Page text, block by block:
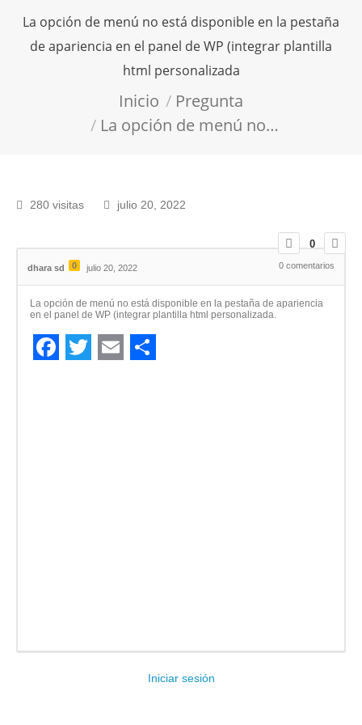
La opción de menú no está disponible en la pestaña
de apariencia en el panel de WP (integrar plantilla
html personalizada
Inicio
Pregunta
La opción de menú no…
280 visitas julio 20, 2022
0
dhara sd 0 julio 20, 2022 0 comentarios
La opción de menú no está disponible en la pestaña de apariencia
en el panel de WP (integrar plantilla html personalizada.
Iniciar sesión